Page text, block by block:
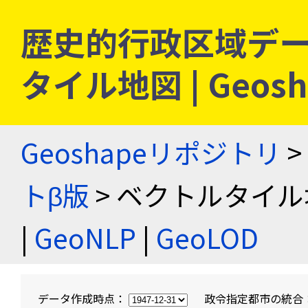
歴史的行政区域デ
タイル地図 |
Geoshapeリポジトリ >
トβ版 > ベクトルタイ
| GeoNLP | GeoLOD
データ作成時点： 政令指定都市の統